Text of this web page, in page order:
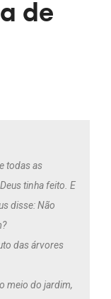
de
todas as
tinha feito. E
disse: Não
das árvores
meio do jardim,